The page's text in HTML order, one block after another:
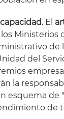
El
Ministerios
de
del
la
esquema de
de